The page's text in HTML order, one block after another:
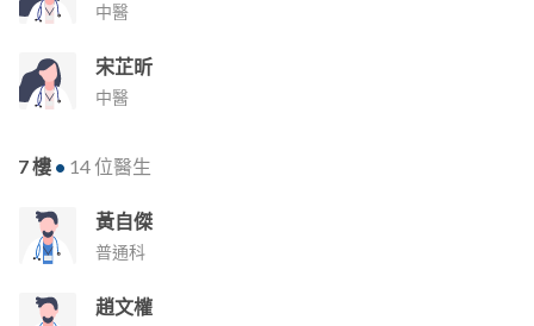
中醫
宋芷昕
中醫
7 樓 • 14 位醫生
黃自傑
普通科
趙文權